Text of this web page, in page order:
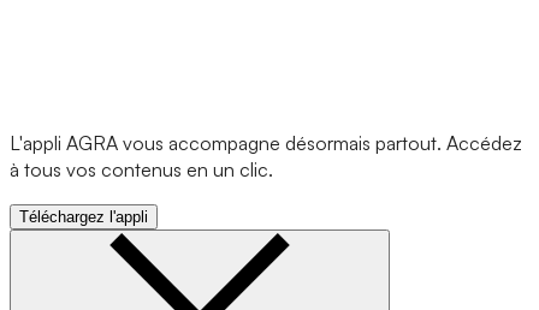
L'appli AGRA vous accompagne désormais partout. Accédez
à tous vos contenus en un clic.
Téléchargez l'appli